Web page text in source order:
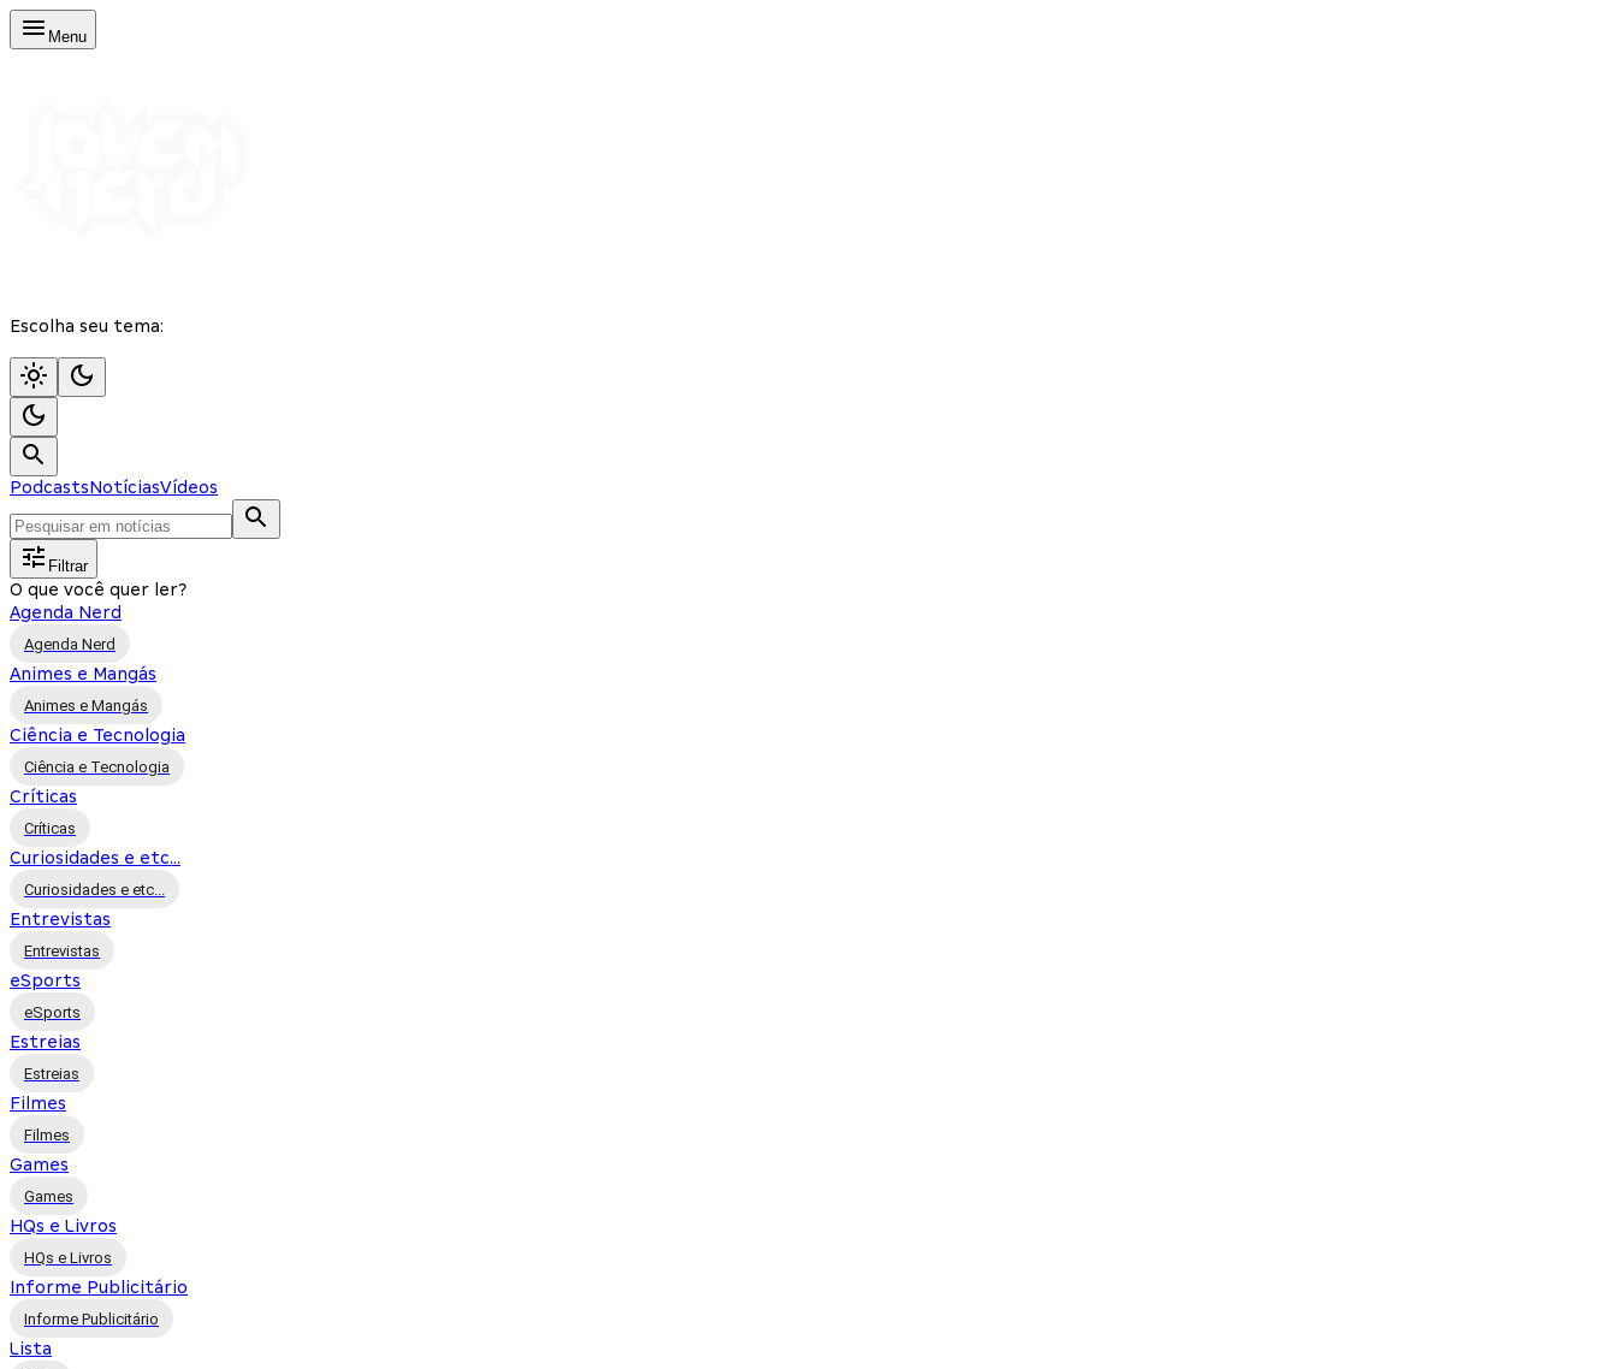
Menu
Escolha seu tema:
PodcastsNotíciasVídeos
Filtrar
O que você quer ler?
Agenda Nerd
Agenda Nerd
Animes e Mangás
Animes e Mangás
Ciência e Tecnologia
Ciência e Tecnologia
Críticas
Críticas
Curiosidades e etc...
Curiosidades e etc...
Entrevistas
Entrevistas
eSports
eSports
Estreias
Estreias
Filmes
Filmes
Games
Games
HQs e Livros
HQs e Livros
Informe Publicitário
Informe Publicitário
Lista